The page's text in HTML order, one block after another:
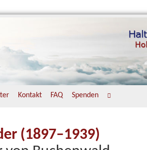
Kontakt FAQ Spenden
(1897–1939)